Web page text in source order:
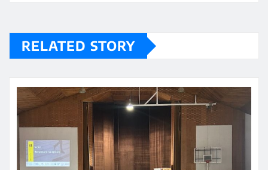
RELATED STORY